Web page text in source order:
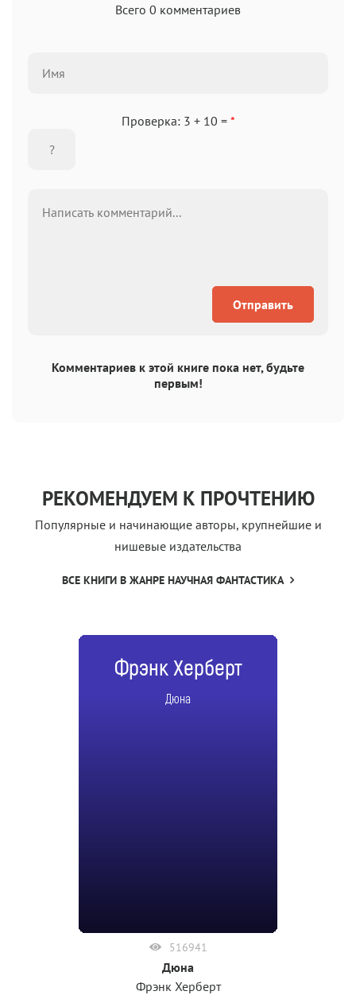
Всего 0 комментариев
Проверка: 3 + 10 = *
Отправить
Комментариев к этой книге пока нет, будьте
первым!
РЕКОМЕНДУЕМ К ПРОЧТЕНИЮ
Популярные и начинающие авторы, крупнейшие и
нишевые издательства
ВСЕ КНИГИ В ЖАНРЕ НАУЧНАЯ ФАНТАСТИКА
Фрэнк Херберт
Дюна
516941
Дюна
Фрэнк Херберт